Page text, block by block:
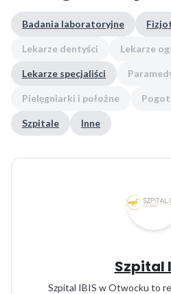
Badania laboratoryjne
Lekarze dentyści Lekarze
Lekarze specjaliści
Pielęgniarki i położne
Szpitale Inne
Szpital
Szpital IBIS w Otwocku to